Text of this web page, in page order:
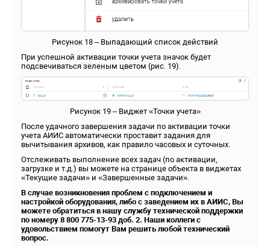
Рисунок 18 – Выпадающий список действий
При успешной активации точки учета значок будет
подсвечиваться зеленым цветом (рис. 19).
Рисунок 19 – Виджет «Точки учета»
После удачного завершения задачи по активации точки
учета АИИС автоматически проставит задания для
вычитывания архивов, как правило часовых и суточных.
Отслеживать выполнение всех задач (по активации,
загрузке и т.д.) вы можете на странице объекта в виджетах
«Текущие задачи» и «Завершенные задачи».
В случае возникновения проблем с подключением и
настройкой оборудования, либо с заведением их в АИИС, Вы
можете обратиться в нашу службу технической поддержки
по номеру 8 800 775-13-93 доб. 2. Наши коллеги с
удовольствием помогут Вам решить любой технический
вопрос.